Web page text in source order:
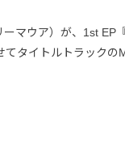
マウア）が、1st EP
タイトルトラックの